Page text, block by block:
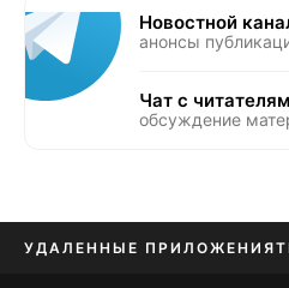
Новостной
анонсы
Чат с
обсуждение
УДАЛЕННЫЕ ПРИЛОЖЕНИЯ